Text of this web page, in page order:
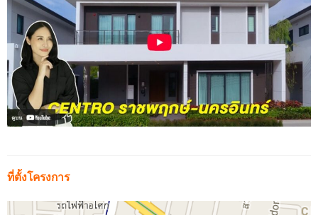
ที่ตั้งโครงการ